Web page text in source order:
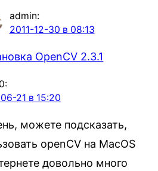
admin:
2011-12-30 в 08:13
OpenCV 2.3.1
:
21 в 15:20
можете подсказать,
openCV на MacOS
довольно много